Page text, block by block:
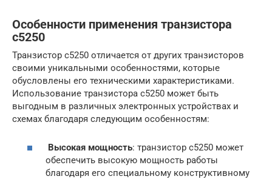
Особенности применения транзистора
с5250
Транзистор с5250 отличается от других транзисторов
своими уникальными особенностями, которые
обусловлены его техническими характеристиками.
Использование транзистора с5250 может быть
выгодным в различных электронных устройствах и
схемах благодаря следующим особенностям:
Высокая мощность: транзистор с5250 может
обеспечить высокую мощность работы
благодаря его специальному конструктивному